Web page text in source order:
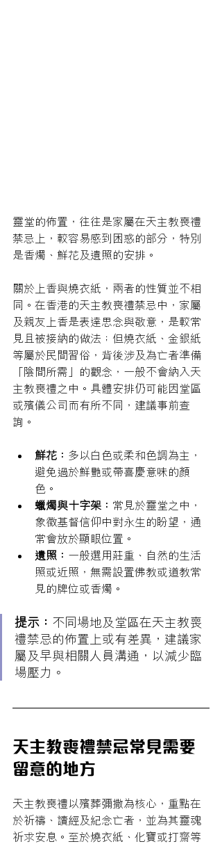
靈堂的佈置，往往是家屬在天主教喪禮
禁忌上，較容易感到困惑的部分，特別
是香燭、鮮花及遺照的安排。
關於上香與燒衣紙，兩者的性質並不相
同。在香港的天主教喪禮禁忌中，家屬
及親友上香是表達思念與敬意，是較常
見且被接納的做法；但燒衣紙、金銀紙
等屬於民間習俗，背後涉及為亡者準備
「陰間所需」的觀念，一般不會納入天
主教喪禮之中。具體安排仍可能因堂區
或殯儀公司而有所不同，建議事前查
詢。
鮮花： 多以白色或柔和色調為主，
避免過於鮮艷或帶喜慶意味的顏
色。
蠟燭與十字架： 常見於靈堂之中，
象徵基督信仰中對永生的盼望，通
常會放於顯眼位置。
遺照： 一般選用莊重、自然的生活
照或近照，無需設置佛教或道教常
見的牌位或香燭。
提示： 不同場地及堂區在天主教喪
禮禁忌的佈置上或有差異，建議家
屬及早與相關人員溝通，以減少臨
場壓力。
天主教喪禮禁忌常見需要
留意的地方
天主教喪禮以殯葬彌撒為核心，重點在
於祈禱、讀經及紀念亡者，並為其靈魂
祈求安息。至於燒衣紙、化寶或打齋等